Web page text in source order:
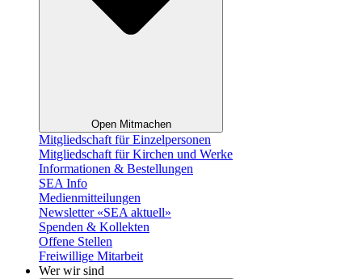
Open Mitmachen
Mitgliedschaft für Einzelpersonen
Mitgliedschaft für Kirchen und Werke
Informationen & Bestellungen
SEA Info
Medienmitteilungen
Newsletter «SEA aktuell»
Spenden & Kollekten
Offene Stellen
Freiwillige Mitarbeit
Wer wir sind